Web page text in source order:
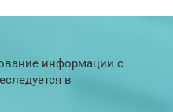
информации с
в